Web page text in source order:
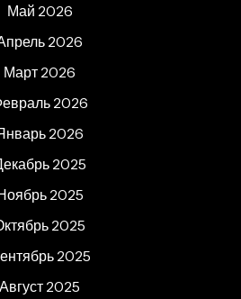
Май 2026
2026
Март 2026
2026
2026
2025
2025
2025
2025
Август 2025